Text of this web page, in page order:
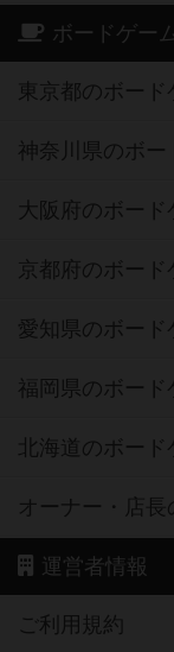
ボードゲー
東京都のボード
神奈川県のボー
大阪府のボー
京都府のボード
愛知県のボード
福岡県のボード
北海道のボー
オーナー・店長
運営者情報
ご利用規約